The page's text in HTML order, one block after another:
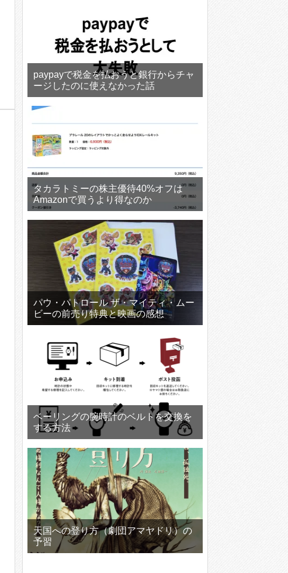
paypayで税金を払おうと銀行からチャ
ージしたのに使えなかった話
タカラトミーの株主優待40%オフは
Amazonで買うより得なのか
パウ・パトロール ザ・マイティ・ムー
ビーの前売り特典と映画の感想
ベーリングの腕時計のベルトを交換を
する方法
天国への登り方（劇団アマヤドリ）の
予習